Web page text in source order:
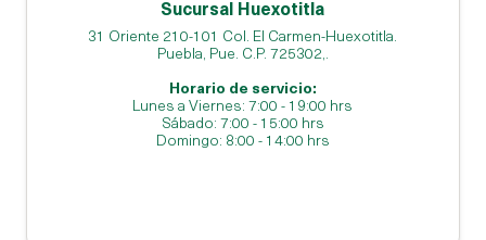
Sucursal Huexotitla
31 Oriente 210-101 Col. El Carmen-Huexotitla.
Puebla, Pue. C.P. 725302,.
Horario de servicio:
Lunes a Viernes: 7:00 - 19:00 hrs
Sábado: 7:00 - 15:00 hrs
Domingo: 8:00 - 14:00 hrs